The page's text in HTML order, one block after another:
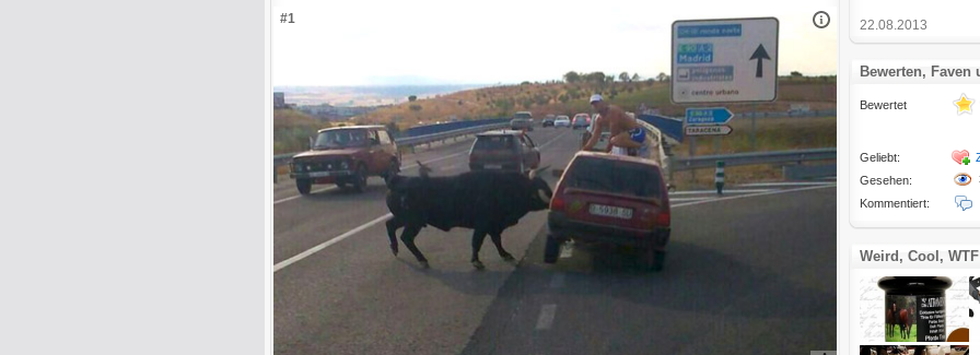
#1 22.08.2013
Bewerten, Faven
Bewertet
Geliebt:
Gesehen:
Kommentiert:
Weird, Cool, WTF